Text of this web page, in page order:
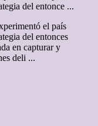
del entonce ...
el país
del entonces
en capturar y
deli ...